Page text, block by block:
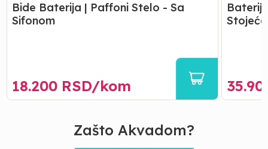
Bide Baterija | Paffoni Stelo - Sa
Sifonom
18.200 RSD/kom
Stojeća
Zašto Akvadom?